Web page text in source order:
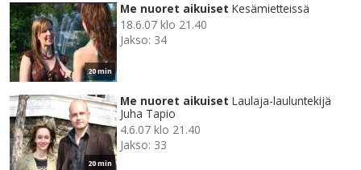
20 min
Me nuoret aikuiset Kesämietteissä
18.6.07 klo 21.40
Jakso: 34
20 min
Me nuoret aikuiset Laulaja-lauluntekijä
Juha Tapio
4.6.07 klo 21.40
Jakso: 33